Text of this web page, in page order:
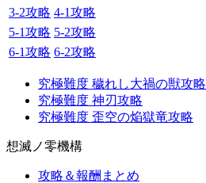
3-2攻略 4-1攻略
5-1攻略 5-2攻略
6-1攻略 6-2攻略
究極難度 穢れし大禍の獣攻略
究極難度 神刃攻略
究極難度 歪空の焔獄竜攻略
想滅ノ零機構
攻略＆報酬まとめ